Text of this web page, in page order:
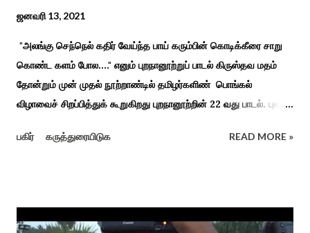
ஜனவரி 13, 2021
"அலங்கு செந்நெல் கதிர் வேய்ந்த பாய் கரும்பின் கொடிக்கீரை சாறு
கொண்ட களம் போல...." எனும் புறநானூற்றுப் பாடல் கிருஸ்தவ மதம்
தோன்றும் முன் முதல் நூற்றாண்டில் தமிழர்களிண் பொங்கல்
விழாவைச் சிறப்பித்துக் கூறுகிறது புறநானூற்றின் 22 வது பாடல். புலவர்
பொங்கல் விழாவை விவரிக்கிறார். நற்றிணை, குறுந்தொகை,
சங்க இலக்கியங்களுக்கு பின் காலகட்டத்திலும் 'புதுக்கலத்து எழுந்த
பகிர் கருத்துரையிடுக READ MORE »